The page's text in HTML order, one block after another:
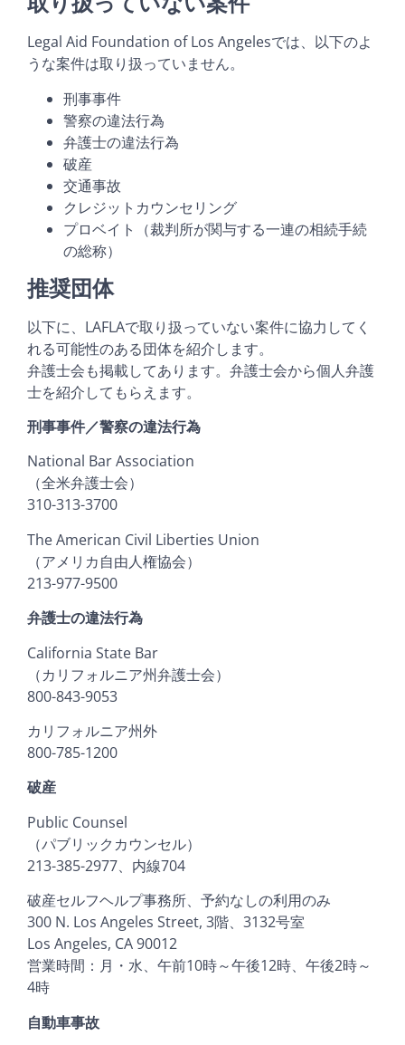
Legal Aid Foundation of Los Angelesでは、以下のよ
うな案件は取り扱っていません。
刑事事件
警察の違法行為
弁護士の違法行為
破産
交通事故
クレジットカウンセリング
プロベイト（裁判所が関与する一連の相続手続
の総称）
推奨団体
以下に、LAFLAで取り扱っていない案件に協力してく
れる可能性のある団体を紹介します。
弁護士会も掲載してあります。弁護士会から個人弁護
士を紹介してもらえます。
刑事事件／警察の違法行為
National Bar Association
（全米弁護士会）
310-313-3700
The American Civil Liberties Union
（アメリカ自由人権協会）
213-977-9500
弁護士の違法行為
California State Bar
（カリフォルニア州弁護士会）
800-843-9053
カリフォルニア州外
800-785-1200
破産
Public Counsel
（パブリックカウンセル）
213-385-2977、内線704
破産セルフヘルプ事務所、予約なしの利用のみ
300 N. Los Angeles Street, 3階、3132号室
Los Angeles, CA 90012
営業時間：月・水、午前10時～午後12時、午後2時～
4時
自動車事故